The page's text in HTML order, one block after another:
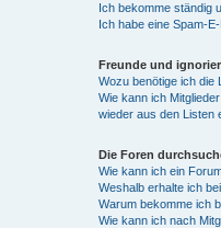
Ich bekomme ständig
Ich habe eine Spam-
Freunde und
Wozu benötige ich die
Wie kann ich
wieder aus den Listen
Die Foren
Wie kann ich ein
Weshalb erhalte ich
Warum bekomme ich
Wie kann ich nach